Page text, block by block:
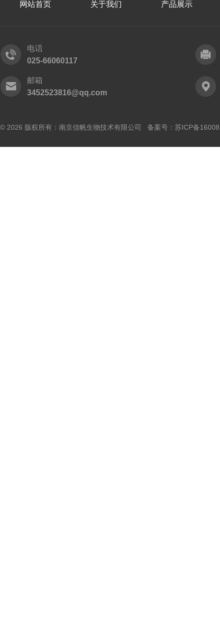
网站首页 关于我们 产品展示
电话
025-66060117
邮箱
3452523816@qq.com
© 2026 版权所有：南京信帆生物技术有限公司 备案号： 苏ICP备